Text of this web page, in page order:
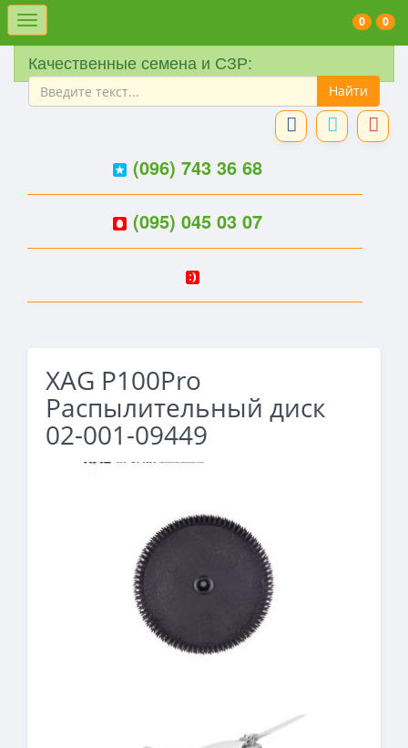
Меню 0
0
Качественные семена и СЗР:
(096) 743 36 68
(095) 045 03 07
XAG P100Pro
Распылительный диск
02-001-09449